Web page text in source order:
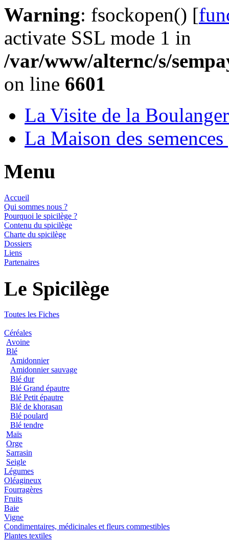
Warning: fsockopen() [
activate SSL mode 1 in
/var/www/alternc/s/
on line 6601
La Visite de la
La Maison des
Menu
Accueil
Qui sommes nous ?
Pourquoi le spicilège ?
Contenu du spicilège
Charte du spicilège
Dossiers
Liens
Partenaires
Le Spicilège
Toutes les Fiches
Céréales
Avoine
Blé
Amidonnier
Amidonnier sauvage
Blé dur
Blé Grand épautre
Blé Petit épautre
Blé de khorasan
Blé poulard
Blé tendre
Maïs
Orge
Sarrasin
Seigle
Légumes
Oléagineux
Fourragères
Fruits
Baie
Vigne
Condimentaires, médicinales et fleurs commestibles
Plantes textiles